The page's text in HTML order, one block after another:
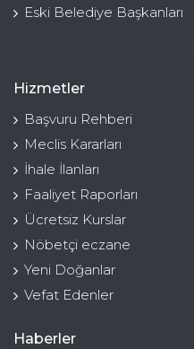
Eski Belediye Başkanları
Hizmetler
Başvuru Rehberi
Meclis Kararları
İhale İlanları
Faaliyet Raporları
Ücretsiz Kurslar
Nöbetçi eczane
Yeni Doğanlar
Vefat Edenler
Haberler